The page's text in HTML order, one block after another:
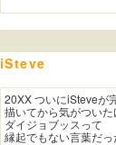
iSteve
20XX ついにiSteveが
描いてから気がついた
ダイジョブッスって
縁起でもない言葉だっ